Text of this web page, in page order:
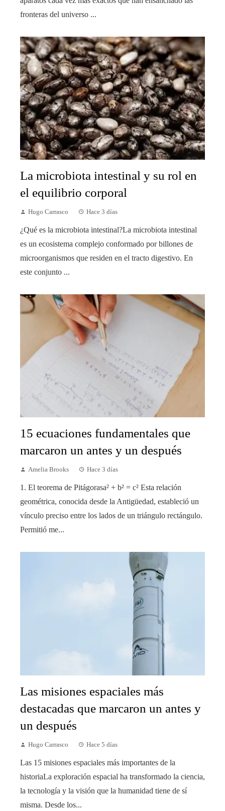
fronteras del universo ...
La microbiota intestinal y su rol en
el equilibrio corporal
Hugo Carrasco Hace 3 días
¿Qué es la microbiota intestinal?La microbiota intestinal
es un ecosistema complejo conformado por billones de
microorganismos que residen en el tracto digestivo. En
este conjunto ...
15 ecuaciones fundamentales que
marcaron un antes y un después
Amelia Brooks Hace 3 días
1. El teorema de Pitágorasa² + b² = c² Esta relación
geométrica, conocida desde la Antigüedad, estableció un
vínculo preciso entre los lados de un triángulo rectángulo.
Permitió me...
Las misiones espaciales más
destacadas que marcaron un antes y
un después
Hugo Carrasco Hace 5 días
Las 15 misiones espaciales más importantes de la
historiaLa exploración espacial ha transformado la ciencia,
la tecnología y la visión que la humanidad tiene de sí
misma. Desde los...